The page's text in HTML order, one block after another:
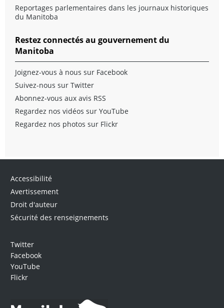
Reportages parlementaires dans les journaux historiques
du Manitoba
Restez connectés au gouvernement du
Manitoba
Joignez-vous à nous sur Facebook
Suivez-nous sur Twitter
Abonnez-vous aux avis RSS
Regardez nos vidéos sur YouTube
Regardez nos photos sur Flickr
Accessibilité
Avertissement
Droit d'auteur
Sécurité des renseignements
Twitter
Facebook
YouTube
Flickr